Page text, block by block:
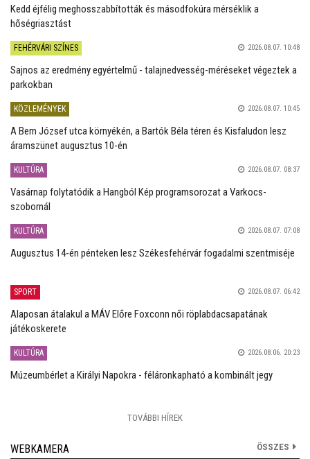
Kedd éjfélig meghosszabbították és másodfokúra mérséklik a
hőségriasztást
FEHÉRVÁRI SZÍNES 2026.08.07. 10:48
Sajnos az eredmény egyértelmű - talajnedvesség-méréseket végeztek a
parkokban
KÖZLEMÉNYEK 2026.08.07. 10:45
A Bem József utca környékén, a Bartók Béla téren és Kisfaludon lesz
áramszünet augusztus 10-én
KULTÚRA 2026.08.07. 08:37
Vasárnap folytatódik a Hangból Kép programsorozat a Varkocs-
szobornál
KULTÚRA 2026.08.07. 07:08
Augusztus 14-én pénteken lesz Székesfehérvár fogadalmi szentmiséje
SPORT 2026.08.07. 06:42
Alaposan átalakul a MÁV Előre Foxconn női röplabdacsapatának
játékoskerete
KULTÚRA 2026.08.06. 20:23
Múzeumbérlet a Királyi Napokra - féláronkapható a kombinált jegy
TOVÁBBI HÍREK
WEBKAMERA ÖSSZES